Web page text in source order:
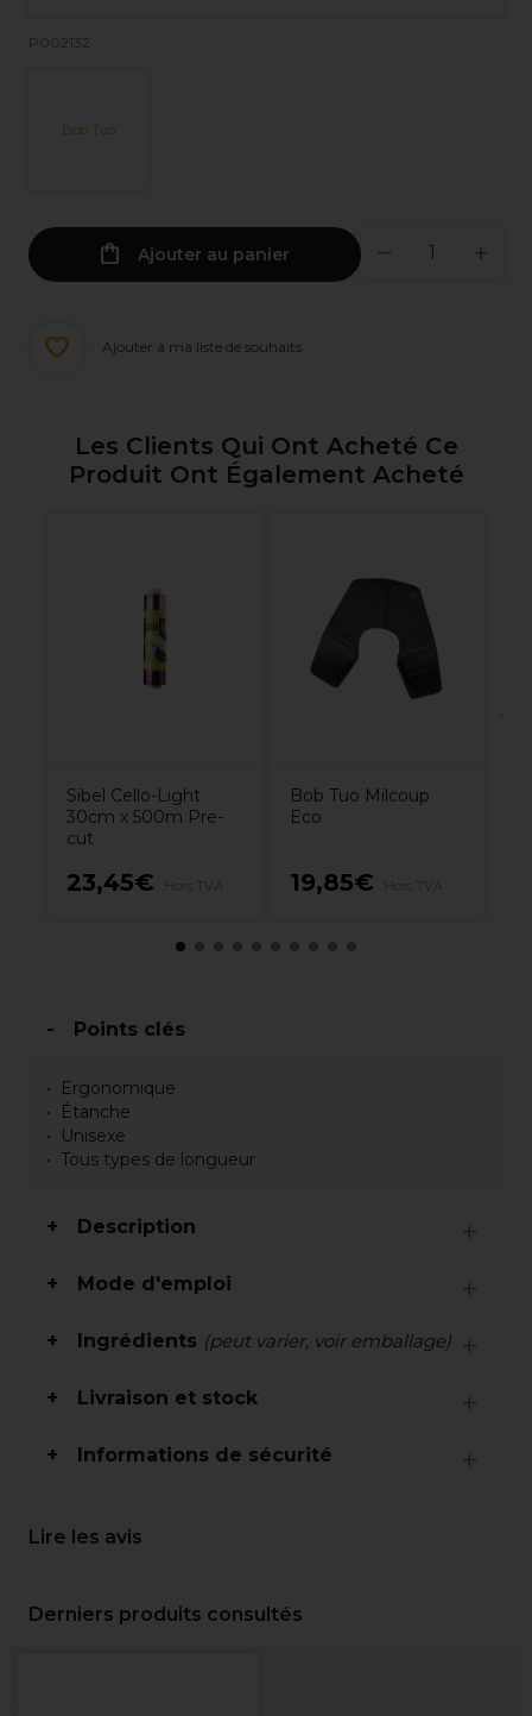
P002132
Bob Tuo
Ajouter au panier
Ajouter à ma liste de souhaits
Les Clients Qui Ont Acheté Ce
Produit Ont Également Acheté
Sibel Cello-Light
30cm x 500m Pre-
cut
23,45€
Bob Tuo Milcoup
Eco
19,85€
Points clés
Ergonomique
Étanche
Unisexe
Tous types de longueur
Description
Mode d'emploi
Ingrédients (peut varier, voir emballage)
Livraison et stock
Informations de sécurité
Lire les avis
Derniers produits consultés